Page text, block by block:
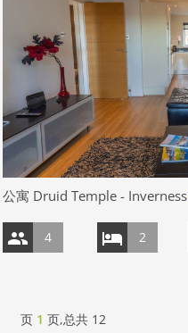
公寓 Druid Temple - Inverness
4 2
页 1 页,总共 12